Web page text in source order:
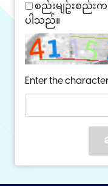
စည်းမျဥ်းစည်း
ပါသည်။
Enter the